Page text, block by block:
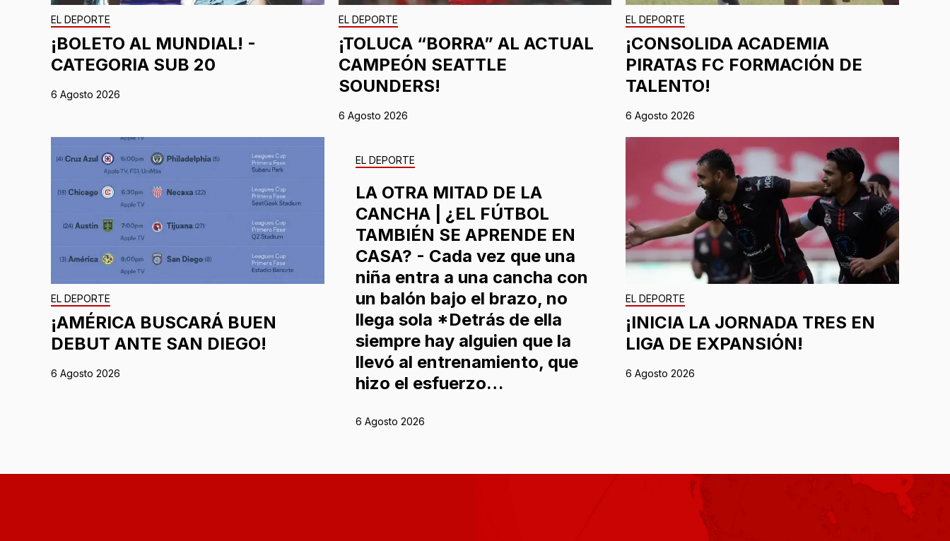
EL DEPORTE
¡BOLETO AL MUNDIAL! -
CATEGORIA SUB 20
6 Agosto 2026
EL DEPORTE
¡TOLUCA “BORRA” AL ACTUAL
CAMPEÓN SEATTLE
SOUNDERS!
6 Agosto 2026
EL DEPORTE
¡CONSOLIDA ACADEMIA
PIRATAS FC FORMACIÓN DE
TALENTO!
6 Agosto 2026
EL DEPORTE
¡AMÉRICA BUSCARÁ BUEN
DEBUT ANTE SAN DIEGO!
6 Agosto 2026
EL DEPORTE
LA OTRA MITAD DE LA
CANCHA | ¿EL FÚTBOL
TAMBIÉN SE APRENDE EN
CASA? - Cada vez que una
niña entra a una cancha con
un balón bajo el brazo, no
llega sola *Detrás de ella
siempre hay alguien que la
llevó al entrenamiento, que
hizo el esfuerzo…
6 Agosto 2026
EL DEPORTE
¡INICIA LA JORNADA TRES EN
LIGA DE EXPANSIÓN!
6 Agosto 2026